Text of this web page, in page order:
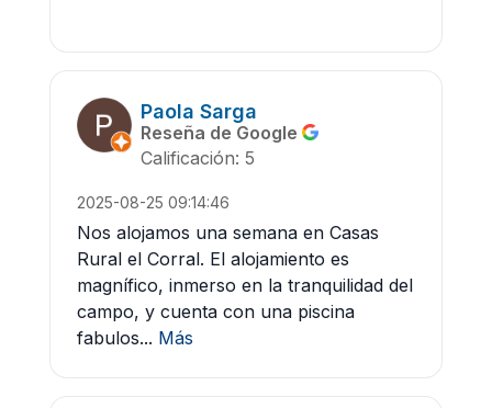
Paola Sarga
Reseña de Google
Calificación: 5
2025-08-25 09:14:46
Nos alojamos una semana en Casas
Rural el Corral. El alojamiento es
magnífico, inmerso en la tranquilidad del
campo, y cuenta con una piscina
fabulos... Más